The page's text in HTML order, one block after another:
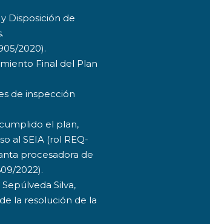
Disposición de
2020).
Final del Plan
de inspección
el plan,
al SEIA (rol REQ-
procesadora de
2022).
Silva,
la resolución de la